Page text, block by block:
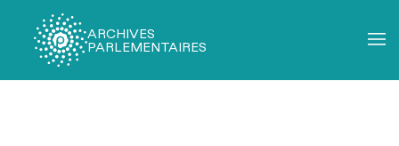
ARCHIVES
PARLEMENTAIRES